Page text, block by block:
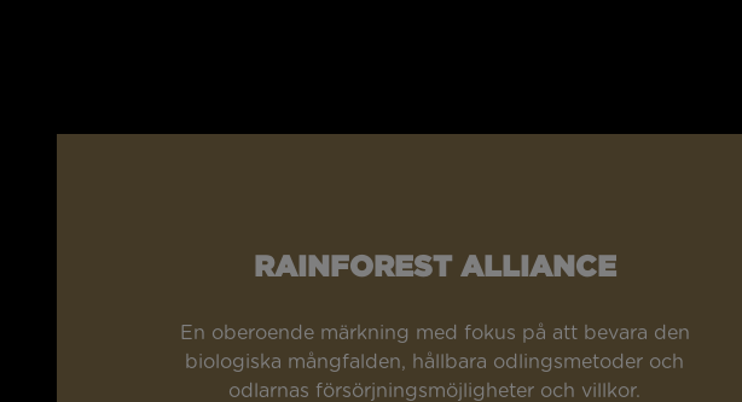
RAINFOREST ALLIANCE
En oberoende märkning med fokus på att bevara den
biologiska mångfalden, hållbara odlingsmetoder och
odlarnas försörjningsmöjligheter och villkor.